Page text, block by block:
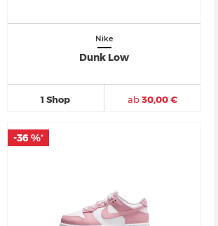
Nike
Dunk Low
1 Shop ab30,00 €
-36 %*
-36 %*